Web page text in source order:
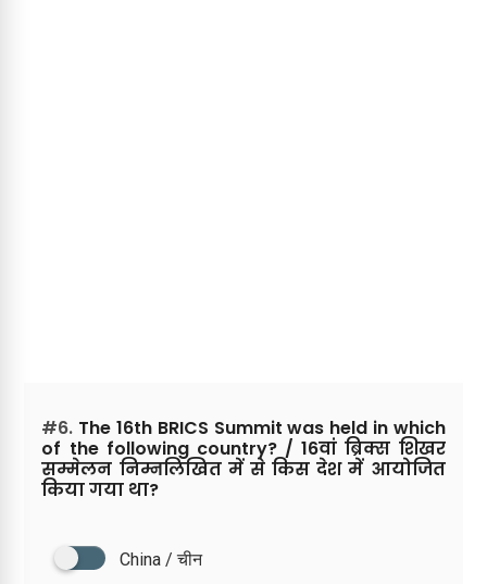
#6. The 16th BRICS Summit was held in which
of the following country? / 16वां ब्रिक्स शिखर
सम्मेलन निम्नलिखित में से किस देश में आयोजित
किया गया था?
China / चीन